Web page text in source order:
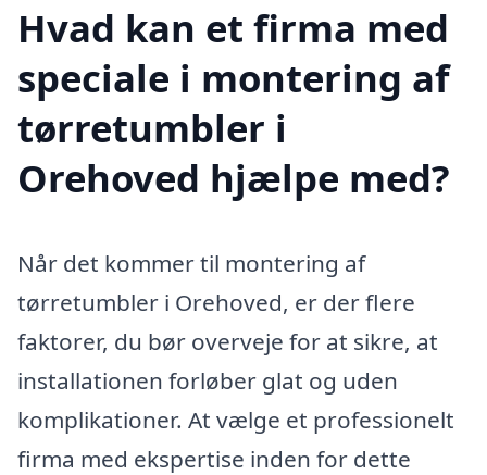
Hvad kan et firma med
speciale i montering af
tørretumbler i
Orehoved hjælpe med?
Når det kommer til montering af
tørretumbler i Orehoved, er der flere
faktorer, du bør overveje for at sikre, at
installationen forløber glat og uden
komplikationer. At vælge et professionelt
firma med ekspertise inden for dette